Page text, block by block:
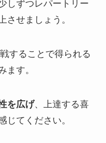
しずつレパートリー
させましょう。
することで得られる
ます。
を広げ、上達する喜
じてください。